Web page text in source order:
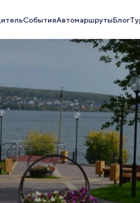
СобытияАвтомаршрутыБлог